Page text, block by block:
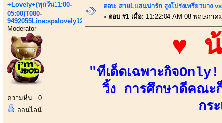
+Lovely+(ทุกวัน11:00-
05:00)T080-
9492055Line:spalovely123
Moderator
ความหื่น : 0
ออนไลน์
ตอบ: สายLแสนน่ารัก สูงโปร่งเพรียวบาง
« ตอบ #1 เมื่อ: 11:22:04 AM 08 พฤษภาค
♥ น้
"ทีเด็ดเฉพาะกิจ
วิ้ง การศึกษาดีคณ
กร